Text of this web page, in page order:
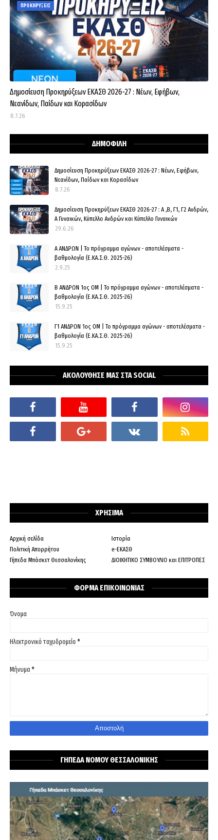
ΠΡΟΚΗΡΥΞΕΙΣ
Δημοσίευση Προκηρύξεων ΕΚΑΣΘ 2026-27 : Νέων, Εφήβων,
Νεανίδων, Παίδων και Κορασίδων
8.7.26
ΔΗΜΟΦΙΛΗ
Δημοσίευση Προκηρύξεων ΕΚΑΣΘ 2026-27 : Νέων, Εφήβων,
Νεανίδων, Παίδων και Κορασίδων
8.7.26
Δημοσίευση Προκηρύξεων ΕΚΑΣΘ 2026-27 : Α ,Β, Γ1, Γ2 Ανδρών,
Α Γυναικών, Κύπελλο Ανδρών και Κύπελλο Γυναικών
29.6.26
Α ΑΝΔΡΩΝ | Το πρόγραμμα αγώνων - αποτελέσματα -
βαθμολογία (Ε.ΚΑ.Σ.Θ. 2025-26)
2.9.25
Β ΑΝΔΡΩΝ 1ος ΟΜ | Το πρόγραμμα αγώνων - αποτελέσματα -
βαθμολογία (Ε.ΚΑ.Σ.Θ. 2025-26)
15.9.25
Γ1 ΑΝΔΡΩΝ 1ος ΟΜ | Το πρόγραμμα αγώνων - αποτελέσματα -
βαθμολογία (Ε.ΚΑ.Σ.Θ. 2025-26)
15.9.25
ΑΚΟΛΟΥΘΗΣΕ ΜΑΣ ΣΤΑ SOCIAL
ΧΡΗΣΙΜΑ
Αρχική σελίδα
Ιστορία
Πολιτική Απορρήτου
e-ΕΚΑΣΘ
Γήπεδα Μπάσκετ Θεσσαλονίκης
ΔΙΟΙΚΗΤΙΚΟ ΣΥΜΒΟΥΛΙΟ και ΕΠΙΤΡΟΠΕΣ
ΦΟΡΜΑ ΕΠΙΚΟΙΝΩΝΙΑΣ
Όνομα
Ηλεκτρονικό ταχυδρομείο *
Μήνυμα*
ΓΗΠΕΔΑ ΝΟΜΟΥ ΘΕΣΣΑΛΟΝΙΚΗΣ